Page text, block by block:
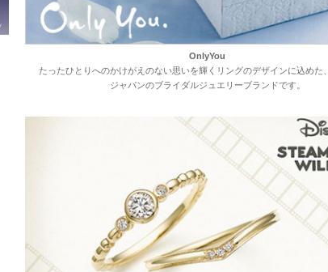
OnlyYou
たったひとりへのかけがえのない思いを輝くリングのデザインに込めた、
ジャパンのブライダルジュエリーブランドです。